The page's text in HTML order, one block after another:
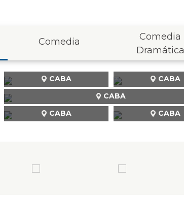
Comedia
Comedia
Dramática
CABA CABA
CABA
CABA CABA